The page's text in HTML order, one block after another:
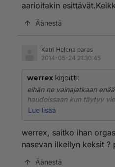
aarioitakin
Äänestä
Katri Helena paras
2014-05-24 21:30:45
werrex kirjoitti:
eihän ne vainajatkaan
haudoissaan kun täytyy
tänne.Ja kukapa tietää
Lue lisää
werrex, saitko ihan
nasevan ilkeilyn keksit ?
Äänestä